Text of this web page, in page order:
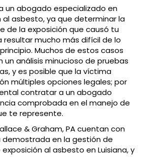
un abogado especializado en
al asbesto, ya que determinar la
de la exposición que causó tu
mucho más difícil de lo
Muchos de estos casos
un análisis minucioso de pruebas
y es posible que la víctima
múltiples opciones legales; por
contratar a un abogado
comprobada en el manejo de
te represente.
& Graham, PA cuentan con
demostrada en la gestión de
al asbesto en Luisiana, y